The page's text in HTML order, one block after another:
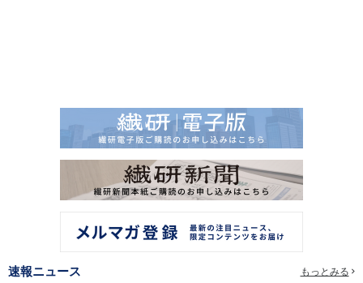
速報ニュース もっとみる